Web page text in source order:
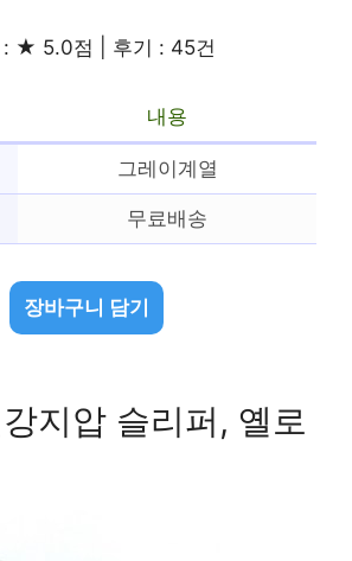
: ★ 5.0점 | 후기 : 45건
내용
그레이계열
무료배송
장바구니 담기
지압 슬리퍼, 옐로